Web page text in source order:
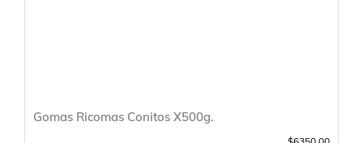
Gomas Ricomas Conitos X500g.